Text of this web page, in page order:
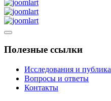
Полезные ссылки
Исследования и
Вопросы и ответы
Контакты